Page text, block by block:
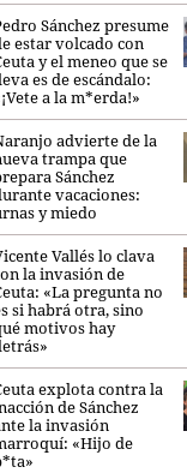
Sánchez presume
estar volcado con
y el meneo que se
es de escándalo:
a la m*erda!»
advierte de la
trampa que
Sánchez
vacaciones:
y miedo
Vallés lo clava
la invasión de
«La pregunta no
si habrá otra, sino
motivos hay
explota contra la
de Sánchez
la invasión
«Hijo de